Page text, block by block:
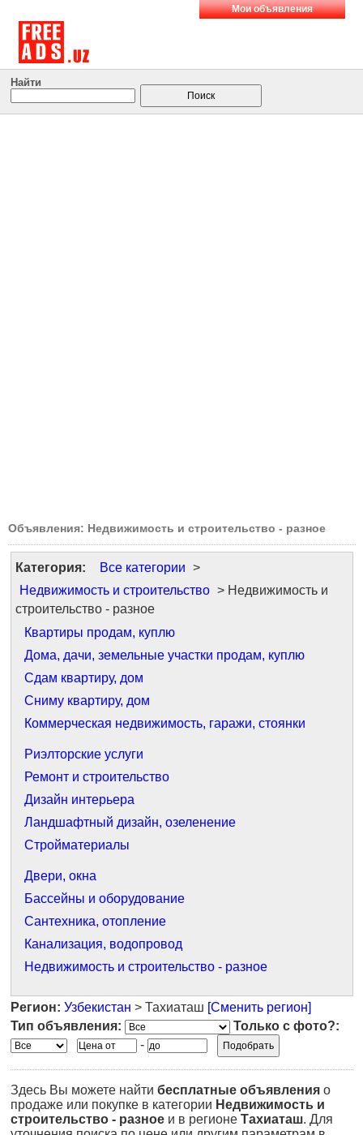
Мои объявления
Найти
Объявления: Недвижимость и строительство - разное
Категория: Все категории >
Недвижимость и строительство > Недвижимость и
строительство - разное
Квартиры продам, куплю
Дома, дачи, земельные участки продам, куплю
Сдам квартиру, дом
Сниму квартиру, дом
Коммерческая недвижимость, гаражи, стоянки
Риэлторские услуги
Ремонт и строительство
Дизайн интерьера
Ландшафтный дизайн, озеленение
Стройматериалы
Двери, окна
Бассейны и оборудование
Сантехника, отопление
Канализация, водопровод
Недвижимость и строительство - разное
Регион: Узбекистан > Тахиаташ [Сменить регион]
Тип объявления:
Только с фото?:
-
Здесь Вы можете найти бесплатные объявления о
продаже или покупке в категории Недвижимость и
строительство - разное и в регионе Тахиаташ. Для